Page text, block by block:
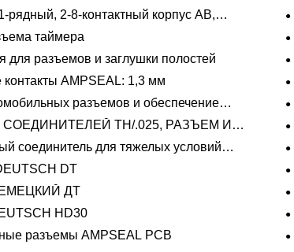
рядный, 2-8-контактный корпус AB,
таймера
для разъемов и заглушки полостей
AMPSEAL: 1,3 мм
разъемов и обеспечение
TH/.025, РАЗЪЕМ И
соединитель для тяжелых условий
Фиксирующие направляющие серии
DT
ДТ
HD30
разъемы AMPSEAL PCB